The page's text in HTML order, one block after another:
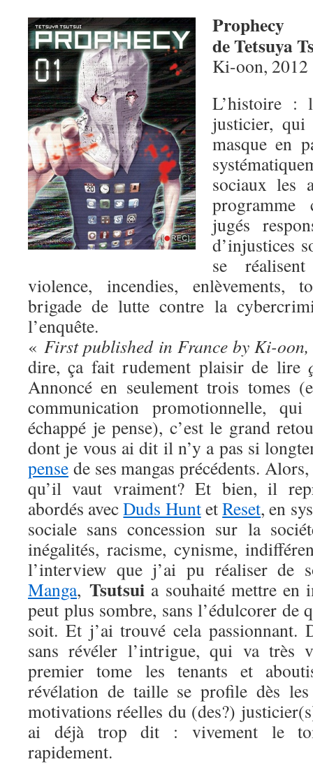
Prophecy
de Tetsuya
Ki-oon, 2012
L’histoire :
justicier, qui
masque en
sociaux les
jugés
d’injustices
se
violence, incendies, enlèvements,
brigade de lutte contre la
l’enquête.
«First published in France by Ki-
dire, ça fait rudement plaisir de lire
Annoncé en seulement trois tomes
communication promotionnelle,
échappé je pense), c’est le grand
dont je vous ai dit il n’y a pas si
pense de ses mangas précédents.
qu’il vaut vraiment? Et bien, il
abordés avecDuds HuntetReset, en
sociale sans concession sur la
inégalités, racisme, cynisme,
l’interview que j’ai pu réaliser de
Manga,Tsutsui a souhaité mettre en
peut plus sombre, sans l’édulcorer de
soit. Et j’ai trouvé cela passionnant.
sans révéler l’intrigue, qui va très
premier tome les tenants et
révélation de taille se profile dès
motivations réelles du (des?)
ai déjà trop dit : vivement le
rapidement.